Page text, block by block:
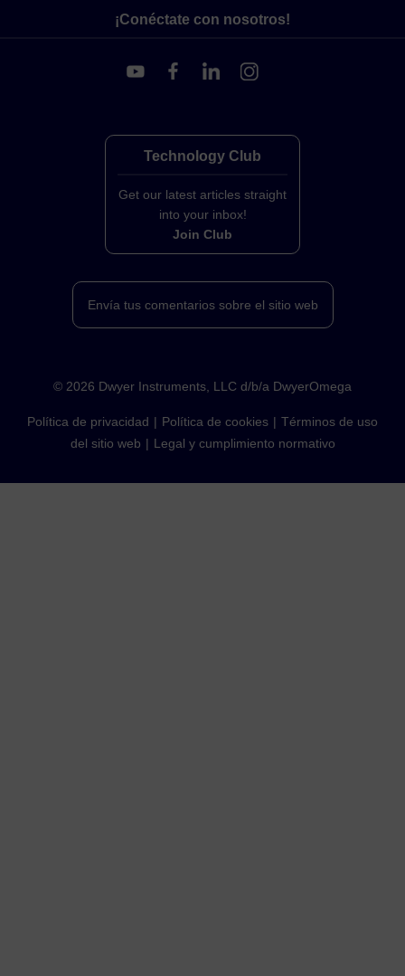
¡Conéctate con nosotros!
Technology Club
Get our latest articles straight
into your inbox!
Join Club
Envía tus comentarios sobre el sitio web
© 2026 Dwyer Instruments, LLC d/b/a DwyerOmega
Política de privacidad Política de cookies
Términos de uso
del sitio web
Legal y cumplimiento normativo